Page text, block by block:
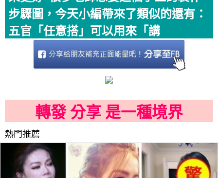
步驟圖，今天小編帶來了類似的還有：
五官「任意搭」可以用來「講
轉發 分享 是一種境界
熱門推薦